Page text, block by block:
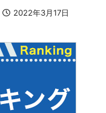
2022年3月17日